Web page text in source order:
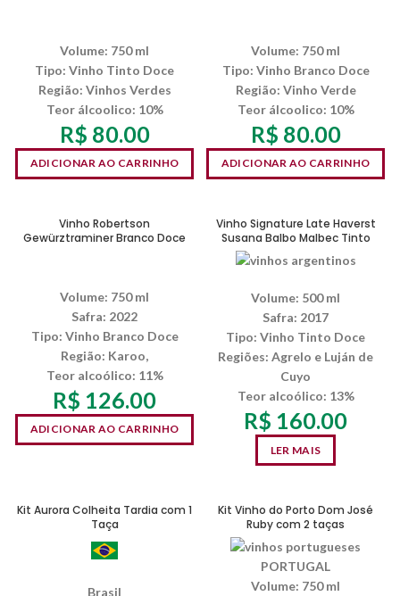
Volume: 750 ml
Tipo: Vinho Tinto Doce
Região: Vinhos Verdes
Teor álcoolico: 10%
R$ 80.00
ADICIONAR AO CARRINHO
Volume: 750 ml
Tipo: Vinho Branco Doce
Região: Vinho Verde
Teor álcoolico: 10%
R$ 80.00
ADICIONAR AO CARRINHO
Vinho Robertson
Gewürztraminer Branco Doce
Volume: 750 ml
Safra: 2022
Tipo: Vinho Branco Doce
Região: Karoo,
Teor alcoólico: 11%
R$ 126.00
ADICIONAR AO CARRINHO
Vinho Signature Late Haverst
Susana Balbo Malbec Tinto
Volume: 500 ml
Safra: 2017
Tipo: Vinho Tinto Doce
Regiões: Agrelo e Luján de
Cuyo
Teor alcoólico: 13%
R$ 160.00
LER MAIS
Kit Aurora Colheita Tardia com 1
Taça
Brasil
Kit Vinho do Porto Dom José
Ruby com 2 taças
PORTUGAL
Volume: 750 ml